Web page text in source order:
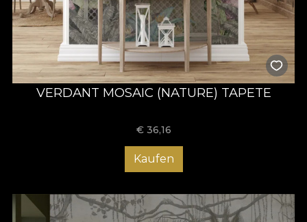
VERDANT MOSAIC (NATURE) TAPETE
€ 36,16
Kaufen